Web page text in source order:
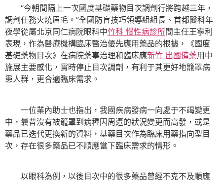
“今朝間隔上一次國度基礎藥物目次調劑行將跨越三年，
調劑任務火燒眉毛。”全國防盲技巧領導組組長、首都醫科年
夜學從屬北京同仁病院眼科中竹科 慢性病診所間主任王寧利
表現，作為醫療機構臨床醫治優先應用藥品的根據，《國度
基礎藥物目次》在病院藥事治理和臨床應新竹 出國備藥用中
施展主要感化，實時停止目次調劑，有利于其更好地籠罩病
患人群，更合適臨床需求。
一位業內助士也指出，我國疾病發病一向處于不竭變更
中，曩昔沒有被籠罩到病種因周遭的狀況變更而高發，或是
藥品已迭代更換新的資料，基藥目次作為臨床用藥指向型目
次，存在很多藥品已不順應當下臨床需求的情形。
以眼科為例，以後目次中的很多藥品曾經不克不及順應